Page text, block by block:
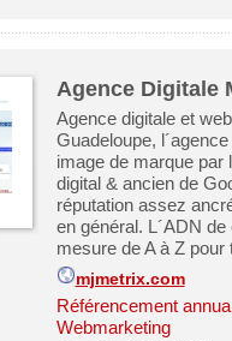
Agence Digitale
Agence digitale et
Guadeloupe,
image de marque par
digital & ancien de
réputation assez
en général. L´ADN
mesure de A à Z
mjmetrix.com
Référencement
Webmarketing